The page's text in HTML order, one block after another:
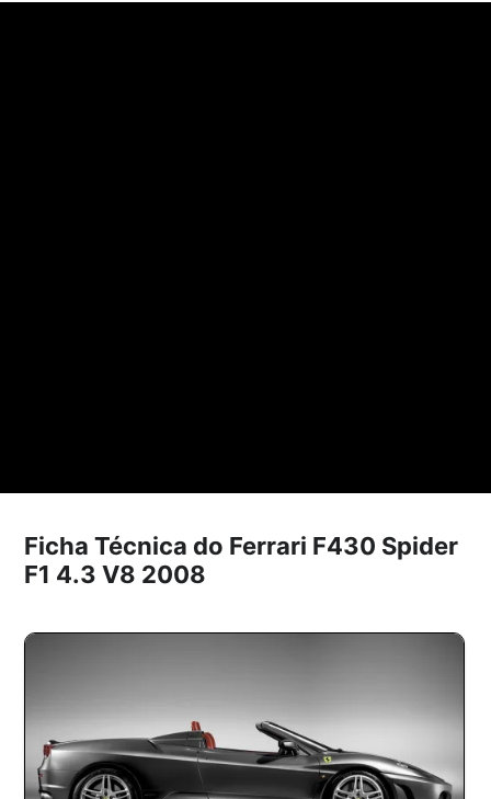
Ficha Técnica do Ferrari F430 Spider
F1 4.3 V8 2008